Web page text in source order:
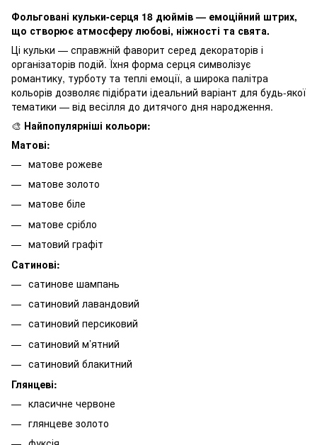
Фольговані кульки-серця 18 дюймів — емоційний штрих,
що створює атмосферу любові, ніжності та свята.
Ці кульки — справжній фаворит серед декораторів і
організаторів подій. Їхня форма серця символізує
романтику, турботу та теплі емоції, а широка палітра
кольорів дозволяє підібрати ідеальний варіант для будь-якої
тематики — від весілля до дитячого дня народження.
🎨 Найпопулярніші кольори:
Матові:
матове рожеве
матове золото
матове біле
матове срібло
матовий графіт
Сатинові:
сатинове шампань
сатиновий лавандовий
сатиновий персиковий
сатиновий м’ятний
сатиновий блакитний
Глянцеві:
класичне червоне
глянцеве золото